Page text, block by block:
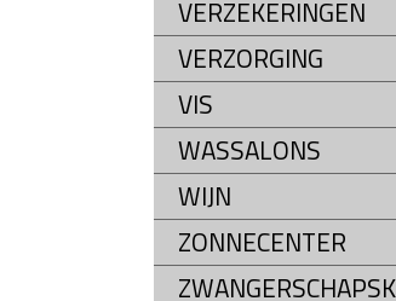
VERZEKERINGEN
VERZORGING
VIS
WASSALONS
WIJN
ZONNECENTER